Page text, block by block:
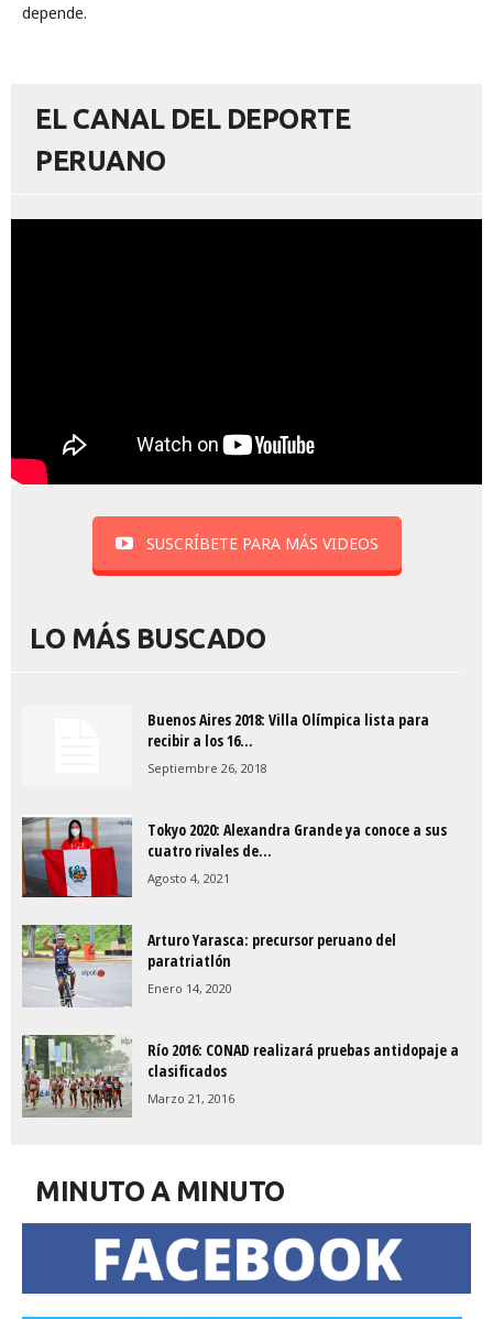
depende.
EL CANAL DEL DEPORTE
PERUANO
SUSCRÍBETE PARA MÁS VIDEOS
LO MÁS BUSCADO
Buenos Aires 2018: Villa Olímpica lista para
recibir a los 16...
Septiembre 26, 2018
Tokyo 2020: Alexandra Grande ya conoce a sus
cuatro rivales de...
Agosto 4, 2021
Arturo Yarasca: precursor peruano del
paratriatlón
Enero 14, 2020
Río 2016: CONAD realizará pruebas antidopaje a
clasificados
Marzo 21, 2016
MINUTO A MINUTO